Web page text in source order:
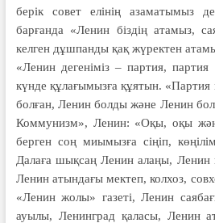
берік совет елінің азаматымыз
барғанда «Ленин біздің атамыз,
келген дұшпанды қақ жүректен
«Ленин дегеніміз – партия,
күнде құлағымызға құятын.
болған, Ленин болды және Ленин
Коммунизм», Ленин: «Оқы, оқы
берген соң миымызға сіңіп,
Далаға шықсаң Ленин алаңы, Ленин
Ленин атындағы мектеп, колхоз,
«Ленин жолы» газеті, Ленин
ауылы, Ленинград қаласы, Ленин